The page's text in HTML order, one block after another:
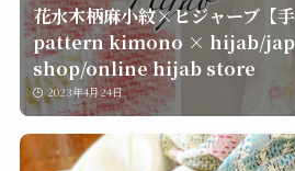
花水木柄麻小紋×ヒジャーブ【
pattern kimono × hijab/
shop/online hijab store
2023年4月24日